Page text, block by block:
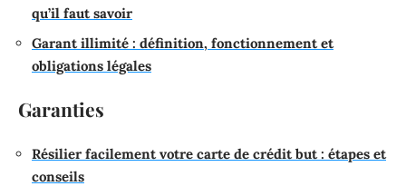
qu’il faut savoir
Garant illimité : définition, fonctionnement et
obligations légales
Garanties
Résilier facilement votre carte de crédit but : étapes et
conseils